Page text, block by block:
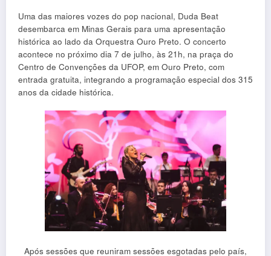
Uma das maiores vozes do pop nacional, Duda Beat
desembarca em Minas Gerais para uma apresentação
histórica ao lado da Orquestra Ouro Preto. O concerto
acontece no próximo dia 7 de julho, às 21h, na praça do
Centro de Convenções da UFOP, em Ouro Preto, com
entrada gratuita, integrando a programação especial dos 315
anos da cidade histórica.
Após sessões que reuniram sessões esgotadas pelo país,